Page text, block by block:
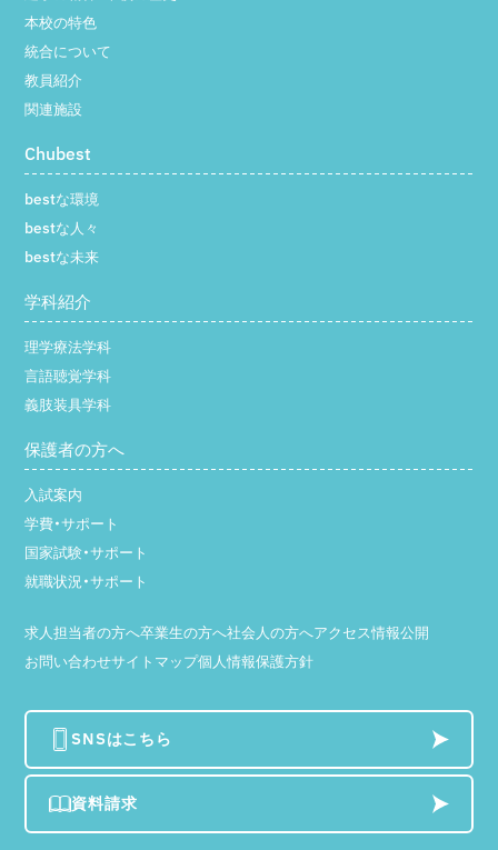
SNSはこちら
資料請求
本校の特色
統合について
教員紹介
関連施設
Chubest
bestな環境
bestな人々
bestな未来
学科紹介
理学療法学科
言語聴覚学科
義肢装具学科
保護者の方へ
入試案内
学費・サポート
国家試験・サポート
就職状況・サポート
求人担当者の方へ卒業生の方へ社会人の方へアクセス情報公開
お問い合わせサイトマップ個人情報保護方針